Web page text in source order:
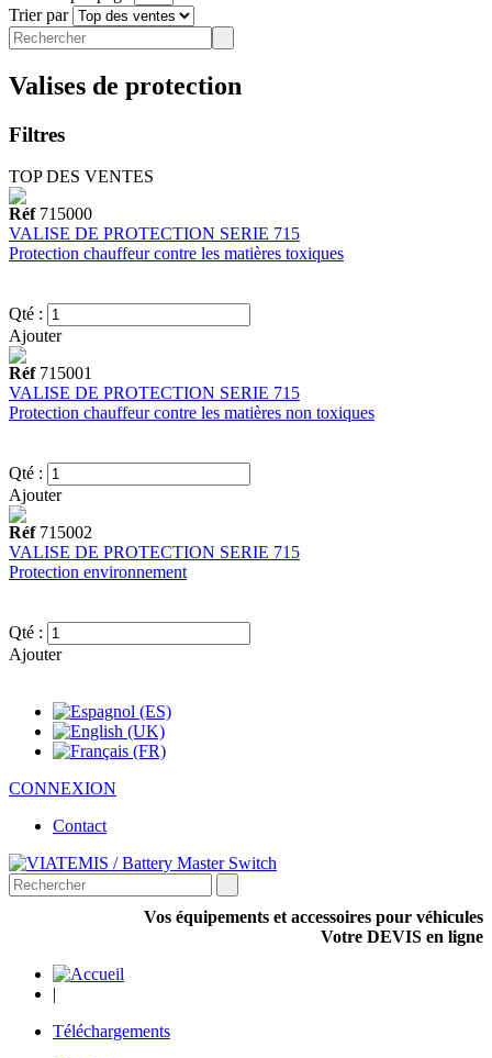
Trier par
Valises de protection
Filtres
TOP DES VENTES
Réf715000
VALISE DE PROTECTION SERIE 715
Protection chauffeur contre les matières toxiques
Qté :
Ajouter
Réf715001
VALISE DE PROTECTION SERIE 715
Protection chauffeur contre les matières non toxiques
Qté :
Ajouter
Réf715002
VALISE DE PROTECTION SERIE 715
Protection environnement
Qté :
Ajouter
CONNEXION
Contact
Vos équipements et accessoires pour véhicules
Votre DEVIS en ligne
|
Téléchargements